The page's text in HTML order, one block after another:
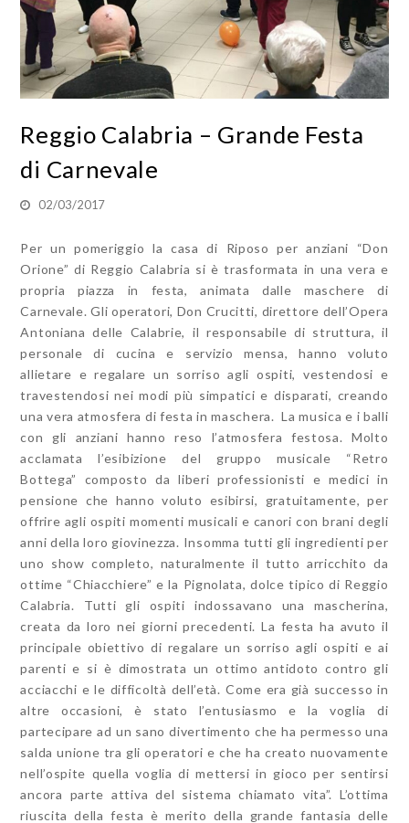
Reggio Calabria – Grande Festa
di Carnevale
02/03/2017
Per un pomeriggio la casa di Riposo per anziani “Don
Orione” di Reggio Calabria si è trasformata in una vera e
propria piazza in festa, animata dalle maschere di
Carnevale. Gli operatori, Don Crucitti, direttore dell’Opera
Antoniana delle Calabrie, il responsabile di struttura, il
personale di cucina e servizio mensa, hanno voluto
allietare e regalare un sorriso agli ospiti, vestendosi e
travestendosi nei modi più simpatici e disparati, creando
una vera atmosfera di festa in maschera. La musica e i balli
con gli anziani hanno reso l’atmosfera festosa. Molto
acclamata l’esibizione del gruppo musicale “Retro
Bottega” composto da liberi professionisti e medici in
pensione che hanno voluto esibirsi, gratuitamente, per
offrire agli ospiti momenti musicali e canori con brani degli
anni della loro giovinezza. Insomma tutti gli ingredienti per
uno show completo, naturalmente il tutto arricchito da
ottime “Chiacchiere” e la Pignolata, dolce tipico di Reggio
Calabria. Tutti gli ospiti indossavano una mascherina,
creata da loro nei giorni precedenti. La festa ha avuto il
principale obiettivo di regalare un sorriso agli ospiti e ai
parenti e si è dimostrata un ottimo antidoto contro gli
acciacchi e le difficoltà dell’età. Come era già successo in
altre occasioni, è stato l’entusiasmo e la voglia di
partecipare ad un sano divertimento che ha permesso una
salda unione tra gli operatori e che ha creato nuovamente
nell’ospite quella voglia di mettersi in gioco per sentirsi
ancora parte attiva del sistema chiamato vita”. L’ottima
riuscita della festa è merito della grande fantasia delle